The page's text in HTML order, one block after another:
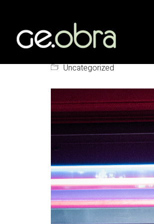
Spletni
Uncategorized